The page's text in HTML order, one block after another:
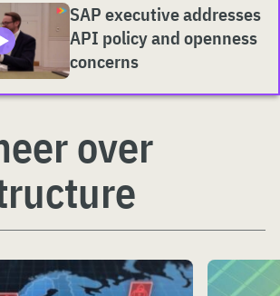
SAP executive addresses
API policy and openness
concerns
over